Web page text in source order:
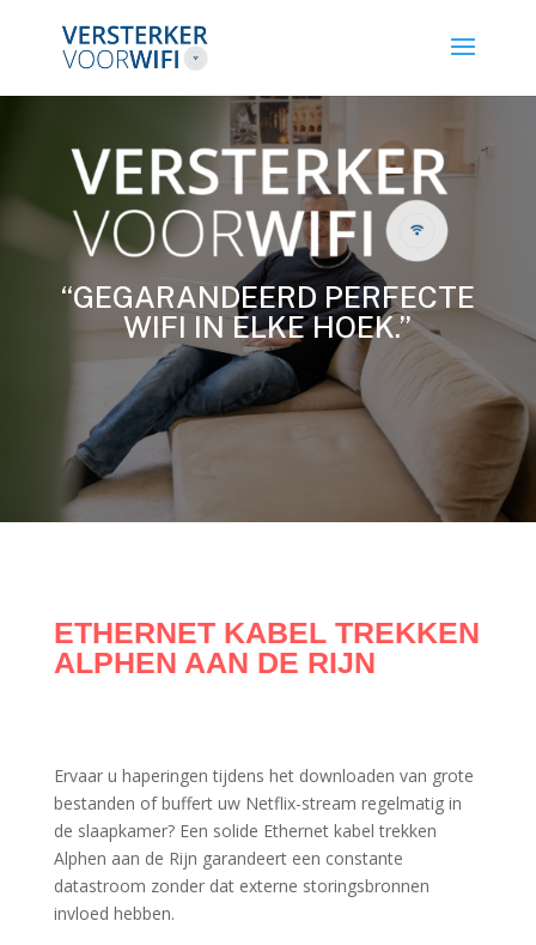
“GEGARANDEERD PERFECTE
WIFI IN ELKE HOEK.”
ETHERNET KABEL TREKKEN
ALPHEN AAN DE RIJN
Ervaar u haperingen tijdens het downloaden van grote
bestanden of buffert uw Netflix-stream regelmatig in
de slaapkamer? Een solide Ethernet kabel trekken
Alphen aan de Rijn garandeert een constante
datastroom zonder dat externe storingsbronnen
invloed hebben.